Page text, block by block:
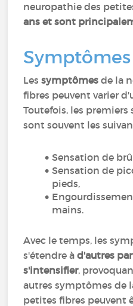
neuropathie des
ans et sont
Symptômes
Lessymptômesde la
fibres peuvent varier
Toutefois, les
sont souvent les
Sensation de
Sensation de
pieds,
mains.
Avec le temps, les
s'étendre àd'autres
s'intensifier,
autres symptômes de
petites fibres peuvent